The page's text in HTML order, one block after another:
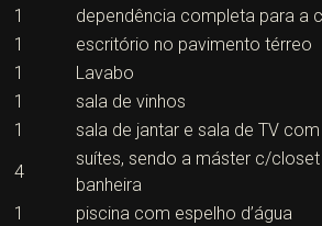
1
dependência completa para a
1
escritório no pavimento térreo
1
Lavabo
1
sala de vinhos
1
sala de jantar e sala de TV
4
suítes, sendo a máster c/closet
banheira
1
piscina com espelho d’água